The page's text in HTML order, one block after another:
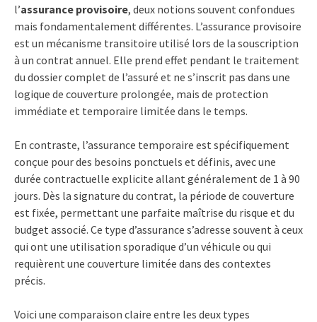
l’assurance provisoire, deux notions souvent confondues
mais fondamentalement différentes. L’assurance provisoire
est un mécanisme transitoire utilisé lors de la souscription
à un contrat annuel. Elle prend effet pendant le traitement
du dossier complet de l’assuré et ne s’inscrit pas dans une
logique de couverture prolongée, mais de protection
immédiate et temporaire limitée dans le temps.
En contraste, l’assurance temporaire est spécifiquement
conçue pour des besoins ponctuels et définis, avec une
durée contractuelle explicite allant généralement de 1 à 90
jours. Dès la signature du contrat, la période de couverture
est fixée, permettant une parfaite maîtrise du risque et du
budget associé. Ce type d’assurance s’adresse souvent à ceux
qui ont une utilisation sporadique d’un véhicule ou qui
requièrent une couverture limitée dans des contextes
précis.
Voici une comparaison claire entre les deux types